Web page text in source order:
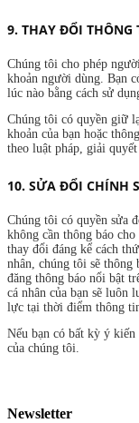
9. THAY ĐỔI THÔNG
Chúng tôi cho phép
khoản người dùng. Bạn
lúc nào bằng cách sử
Chúng tôi có quyền giữ
khoản của bạn hoặc
theo luật pháp, giải
10. SỬA ĐỔI CHÍNH
Chúng tôi có quyền sửa
không cần thông báo
thay đổi đáng kể cách
nhân, chúng tôi sẽ thông
đăng thông báo nổi bật
cá nhân của bạn sẽ luôn
lực tại thời điểm thông
Nếu bạn có bất kỳ ý
của chúng tôi.
Newsletter